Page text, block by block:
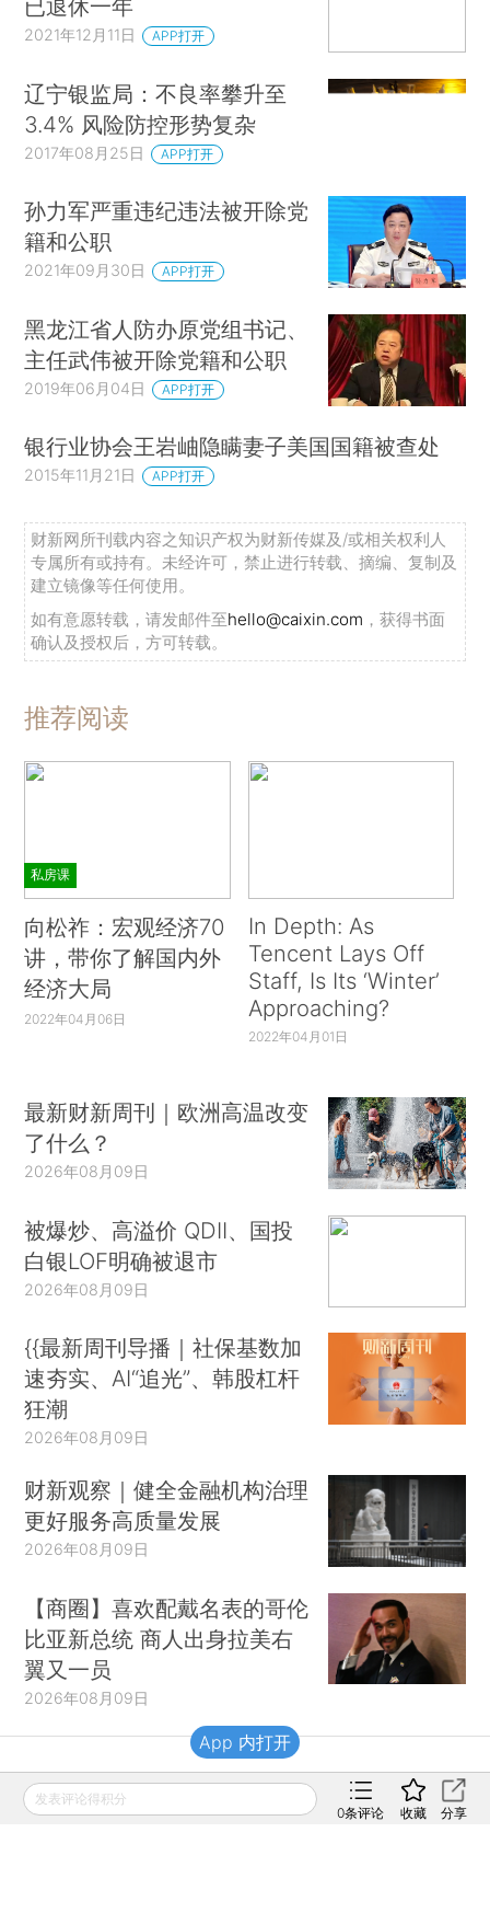
已退休一年
2021年12月11日 APP打开
辽宁银监局：不良率攀升至
3.4% 风险防控形势复杂
2017年08月25日 APP打开
孙力军严重违纪违法被开除党
籍和公职
2021年09月30日 APP打开
黑龙江省人防办原党组书记、
主任武伟被开除党籍和公职
2019年06月04日 APP打开
银行业协会王岩岫隐瞒妻子美国国籍被查处
2015年11月21日 APP打开
财新网所刊载内容之知识产权为财新传媒及/或相关权利人
专属所有或持有。未经许可，禁止进行转载、摘编、复制及
建立镜像等任何使用。
如有意愿转载，请发邮件至hello@caixin.com ，获得书面
确认及授权后，方可转载。
推荐阅读
私房课
向松祚：宏观经济70
讲，带你了解国内外
经济大局
2022年04月06日
In Depth: As
Tencent Lays Off
Staff, Is Its ‘Winter’
Approaching?
2022年04月01日
最新财新周刊｜欧洲高温改变
了什么？
2026年08月09日
被爆炒、高溢价 QDII、国投
白银LOF明确被退市
2026年08月09日
{{最新周刊导播｜社保基数加
速夯实、AI“追光”、韩股杠杆
狂潮
2026年08月09日
财新观察｜健全金融机构治理
更好服务高质量发展
2026年08月09日
【商圈】喜欢配戴名表的哥伦
比亚新总统 商人出身拉美右
翼又一员
2026年08月09日
财新移动
发表评论得积分
0条评论 收藏 分享
App 内打开